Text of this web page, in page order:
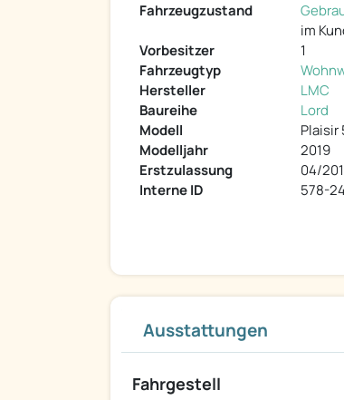
Fahrzeugzustand
im
Vorbesitzer
1
Fahrzeugtyp
Hersteller
LMC
Baureihe
Lord
Modell
Plaisir
Modelljahr
2019
Erstzulassung
04/
Interne ID
578-24
Ausstattungen
Fahrgestell